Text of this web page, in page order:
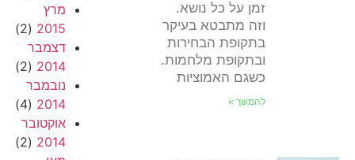
זמן על כל נושא.
וזה מתבטא בעיקר
בתקופת הבחירות
ובתקופת מלחמות.
כשגם האמוציות
להמשך »
מרץ
2015
(2)
דצמבר
2014
(2)
נובמבר
2014
(4)
אוקטובר
2014
(2)